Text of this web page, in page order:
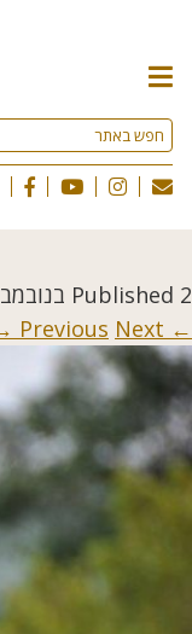
תפריט
האתר
Published 2 בנובמבר 2016
← Previous
Next →